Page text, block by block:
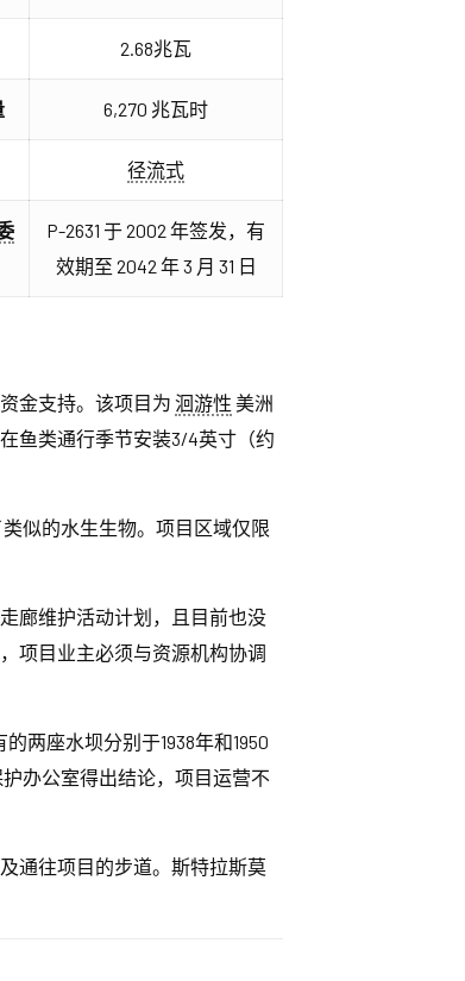
2.68兆瓦
6,270 兆瓦时
径流式
P-2631 于 2002 年签发，有
效期至 2042 年 3 月 31 日
金支持。该项目为 洄游性 美洲
鱼类通行季节安装3/4英寸（约
似的水生生物。项目区域仅限
廊维护活动计划，且目前也没
项目业主必须与资源机构协调
两座水坝分别于1938年和1950
办公室得出结论，项目运营不
通往项目的步道。斯特拉斯莫